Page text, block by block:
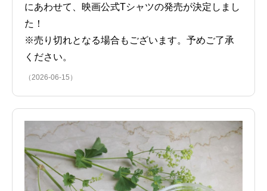
にあわせて、映画公式Tシャツの発売が決定しまし
た！
※売り切れとなる場合もございます。予めご了承
ください。
（2026-06-15）